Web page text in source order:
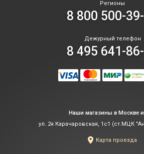
Регионы
8 800 500-
Дежурный телефон
8 495 641-
Наши магазины в Москве
ул. 2я Карачаровская, 1с1 (ст.МЦК
Карта проезда